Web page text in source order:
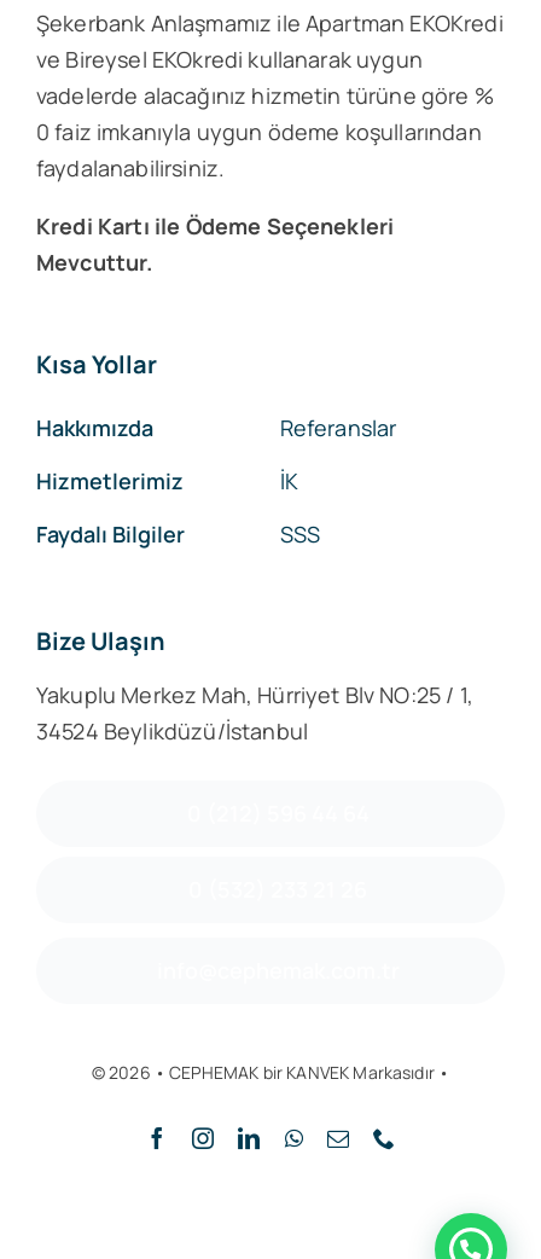
Şekerbank Anlaşmamız ile Apartman EKOKredi
ve Bireysel EKOkredi kullanarak uygun
vadelerde alacağınız hizmetin türüne göre %
0 faiz imkanıyla uygun ödeme koşullarından
faydalanabilirsiniz.
Kredi Kartı ile Ödeme Seçenekleri
Mevcuttur.
Kısa Yollar
Hakkımızda
Hizmetlerimiz
Faydalı Bilgiler
Referanslar
İK
SSS
Bize Ulaşın
Yakuplu Merkez Mah, Hürriyet Blv NO:25 / 1,
34524 Beylikdüzü/İstanbul
© 2026 • CEPHEMAK bir KANVEK Markasıdır •